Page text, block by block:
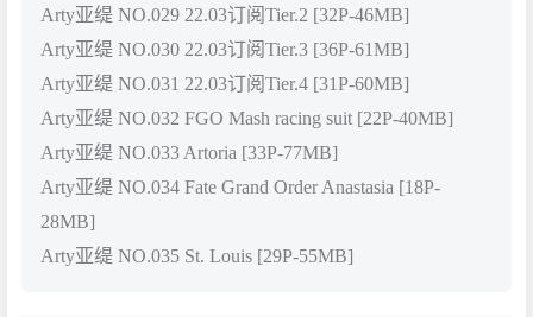
Arty亚缇 NO.029 22.03订阅Tier.2 [32P-46MB]
Arty亚缇 NO.030 22.03订阅Tier.3 [36P-61MB]
Arty亚缇 NO.031 22.03订阅Tier.4 [31P-60MB]
Arty亚缇 NO.032 FGO Mash racing suit [22P-40MB]
Arty亚缇 NO.033 Artoria [33P-77MB]
Arty亚缇 NO.034 Fate Grand Order Anastasia [18P-
28MB]
Arty亚缇 NO.035 St. Louis [29P-55MB]